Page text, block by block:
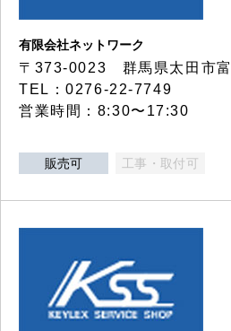
有限会社ネットワーク
〒373-0023 群馬県太田市
TEL：0276-22-7749
営業時間：8:30〜17:30
販売可 工事・取付可